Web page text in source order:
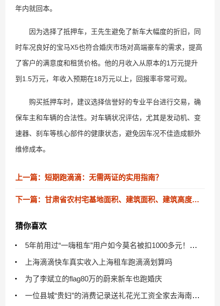
年内就回本。
因为选择了抵押车，王先生避免了新车大幅度的折旧，同
时车况良好的宝马X5也符合婚庆市场对高端豪车的需求，提高
了客户的满意度和租赁价格。他的月收入从原本的1万元提升
到1.5万元，年收入预期在18万元以上，回报率非常可观。
购买抵押车时，建议选择信誉好的专业平台进行交易，确
保车主和车辆的合法性。对车辆状况评估，尤其是发动机、变
速器、刹车等核心部件的健康状态，避免因车况不佳造成额外
维修成本。
上一篇：短期跑滴滴：无需两证的实用指南？
下一篇：甘肃省农村宅基地面积、建筑面积、建筑高度层高、翻建扩建等标准
猜你喜欢
5年前用过“一嗨租车”用户如今莫名被扣1000多元！一嗨租车官方回应……
上海滴滴快车真实收入上海租车跑滴滴划算吗
为了李斌立的flag80万的蔚来新车也跑婚庆
一位县城“贵妇”的消费记录送礼花光工资全家去海南过年